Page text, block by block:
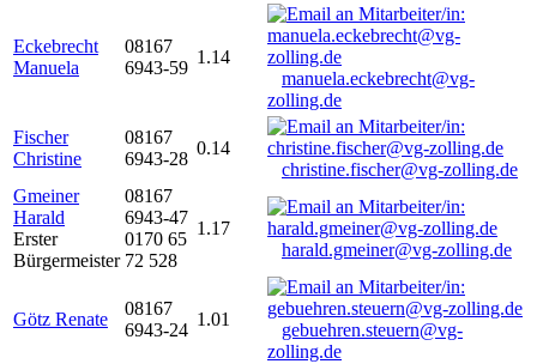
Eckebrecht
Manuela
08167
6943-59
1.14
manuela.eckebrecht@vg-
zolling.de
Fischer
Christine
08167
6943-28
0.14
christine.fischer@vg-zolling.de
Gmeiner
Harald
Erster
Bürgermeister
08167
6943-47
0170 65
72 528
1.17
harald.gmeiner@vg-zolling.de
Götz Renate
08167
6943-24
1.01
gebuehren.steuern@vg-
zolling.de